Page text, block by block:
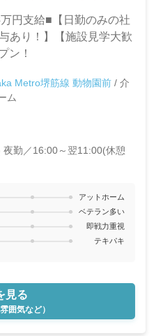
円支給■【日勤のみの社
あり！】【施設見学大歓
ン！
Metro堺筋線 動物園前 / 介
ム
夜勤／16:00～翌11:00(休憩
アットホーム
ベテラン多い
即戦力重視
テキパキ
見る
囲気など）